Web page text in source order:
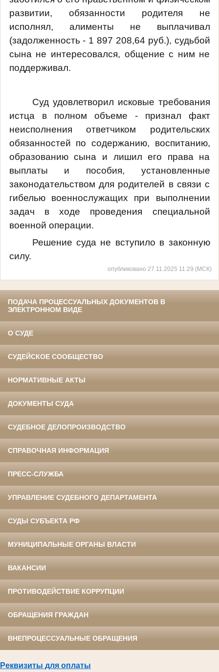
развитии, обязанности родителя не
исполнял, алименты не выплачивал
(задолженность - 1 897 208,64 руб.), судьбой
сына не интересовался, общение с ним не
поддерживал.
Суд удовлетворил исковые требования
истца в полном объеме - признал факт
неисполнения ответчиком родительских
обязанностей по содержанию, воспитанию,
образованию сына и лишил его права на
выплаты и пособия, установленные
законодательством для родителей в связи с
гибелью военнослужащих при выполнении
задач в ходе проведения специальной
военной операции.
Решение суда не вступило в законную
силу.
опубликовано 27.11.2025 11:29 (МСК)
ПОДАЧА ПРОЦЕССУАЛЬНЫХ ДОКУМЕНТОВ В
ЭЛЕКТРОННОМ ВИДЕ
О СУДЕ
СУДЕЙСКОЕ СООБЩЕСТВО
НОРМАТИВНЫЕ АКТЫ
ДОКУМЕНТЫ СУДА
СУДЕБНОЕ ДЕЛОПРОИЗВОДСТВО
СПРАВОЧНАЯ ИНФОРМАЦИЯ
ПРЕСС-СЛУЖБА
УПРАВЛЕНИЕ СУДЕБНОГО ДЕПАРТАМЕНТА
СУДЫ СУБЪЕКТА РФ
МУНИЦИПАЛЬНЫЕ ОРГАНЫ ВЛАСТИ
ВАКАНСИИ
ПРОТИВОДЕЙСТВИЕ КОРРУПЦИИ
ОБРАЩЕНИЯ ГРАЖДАН
ВНЕПРОЦЕССУАЛЬНЫЕ ОБРАЩЕНИЯ
Реквизиты для оплаты